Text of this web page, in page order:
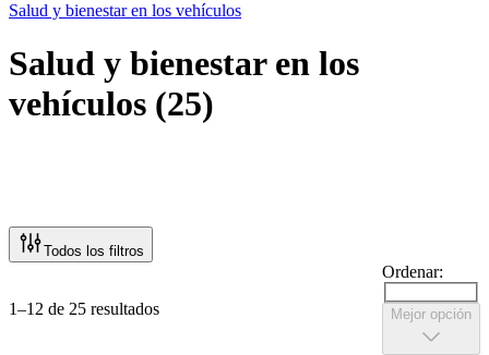
Salud y bienestar en los vehículos
Salud y bienestar en los
vehículos (25)
Todos los filtros
1–12 de 25 resultados
Ordenar:
Mejor opción